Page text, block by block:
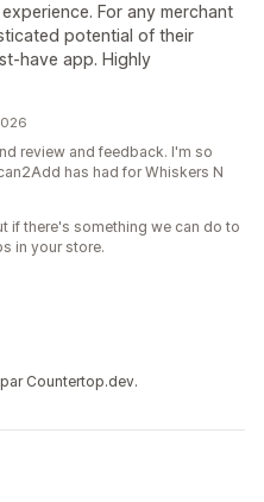
For any merchant
potential of their
have app. Highly
review and feedback. I'm so
has had for Whiskers N
if there's something we can do to
in your store.
Countertop.dev.